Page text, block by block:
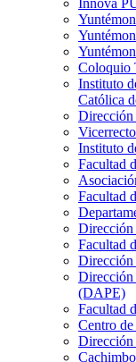
Innova
Coloquio
Instituto
Católica
Dirección
Instituto
Facultad
Facultad
Dirección
Facultad
Dirección
Dirección
(DAPE)
Facultad
Centro